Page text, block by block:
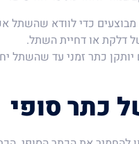
מבוצעים כדי לוודא שהשתל
דלקת או דחיית השתל.
כתר זמני עד שהשתל